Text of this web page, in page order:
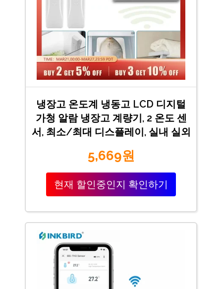
냉장고 온도계 냉동고 LCD 디지털
가청 알람 냉장고 계량기, 2 온도 센
서, 최소/최대 디스플레이, 실내 실외
5,669원
현재 할인중인지 확인하기